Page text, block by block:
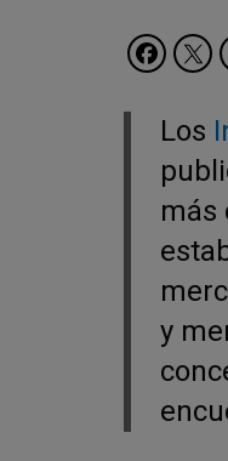
Los
más
y